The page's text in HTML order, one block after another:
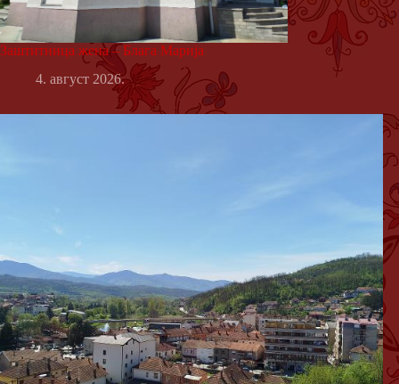
Заштитница жена – Блага Марија
4. август 2026.